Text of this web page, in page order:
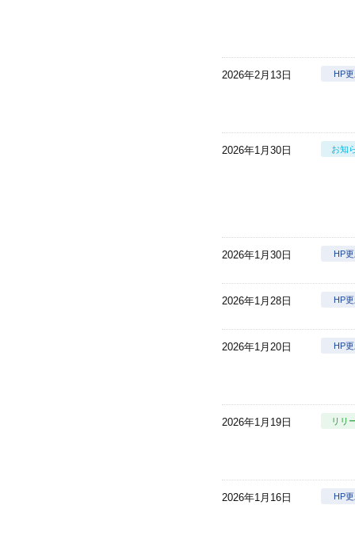
2026年2月13日 HP
2026年1月30日 お知
2026年1月30日 HP
2026年1月28日 HP
2026年1月20日 HP
2026年1月19日 リリ
2026年1月16日 HP